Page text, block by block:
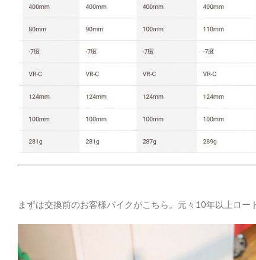
まずは交換前のお客様バイクがこちら。元々10年以上ロ